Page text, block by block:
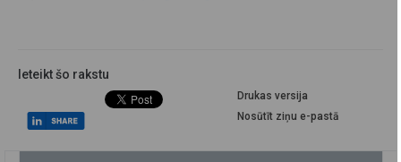
Ieteikt šo rakstu
Drukas versija
Nosūtīt ziņu e-pastā